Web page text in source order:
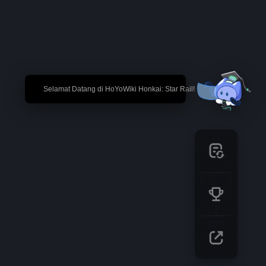
🎉 Selamat Datang di HoYoWiki Honkai: Star Rail!